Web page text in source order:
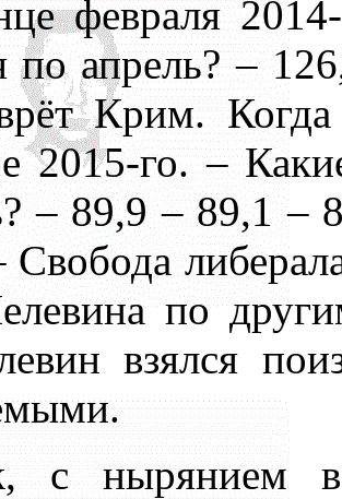
февраля
по апрель? –
Крим.
2015-го. –
– 89,9 – 89,1 –
по
взялся
с нырянием в